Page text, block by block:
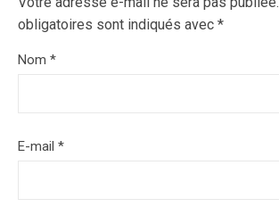
obligatoires sont indiqués avec *
Nom *
E-mail *